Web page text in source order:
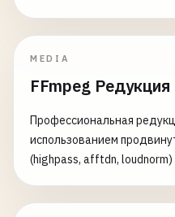
MEDIA
FFmpeg
Профессиональная
использованием
(highpass, afftdn,